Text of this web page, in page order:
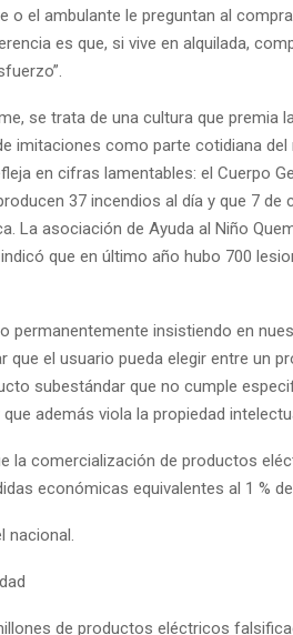
o el ambulante le preguntan al
es que, si vive en alquilada,
se trata de una cultura que premia
imitaciones como parte cotidiana
en cifras lamentables: el Cuerpo
37 incendios al día y que 7 de
La asociación de Ayuda al Niño
que en último año hubo 700
permanentemente insistiendo en
que el usuario pueda elegir entre un
subestándar que no cumple
además viola la propiedad
la comercialización de productos
económicas equivalentes al 1 %
nacional.
de productos eléctricos